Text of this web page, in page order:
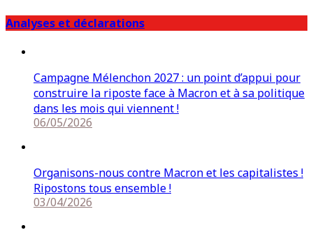
Analyses et déclarations
Campagne Mélenchon 2027 : un point d’appui pour
construire la riposte face à Macron et à sa politique
dans les mois qui viennent !
06/05/2026
Organisons-nous contre Macron et les capitalistes !
Ripostons tous ensemble !
03/04/2026